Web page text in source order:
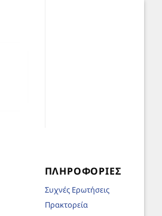
ΠΛΗΡΟΦΟΡΊΕΣ
Συχνές Ερωτήσεις
Πρακτορεία